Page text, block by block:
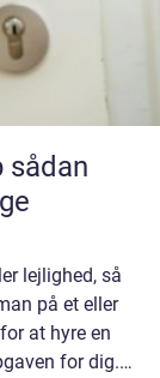
lejlighed, så
på et eller
at hyre en
for dig.